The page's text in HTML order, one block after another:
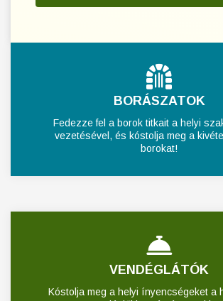
BORÁSZATOK
Fedezze fel a borok titkait a helyi
vezetésével, és kóstolja meg a
borokat!
VENDÉGLÁTÓK
Kóstolja meg a helyi ínyencségeket a